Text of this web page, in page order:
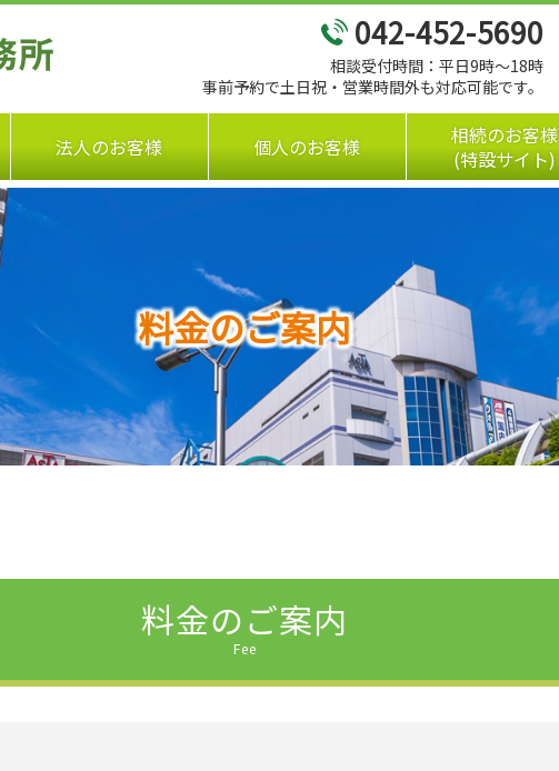
料金のご案内
042-452-5690
相談受付時間：平日9時～18時
事前予約で土日祝・営業時間外も対応可能です。
法人のお客様 個人のお客様
相続のお客様
(特設サイト)
料金のご案内
Fee